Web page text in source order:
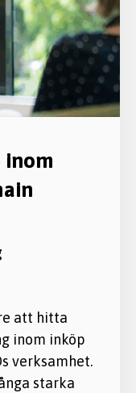
att hitta
inom inköp
verksamhet.
starka